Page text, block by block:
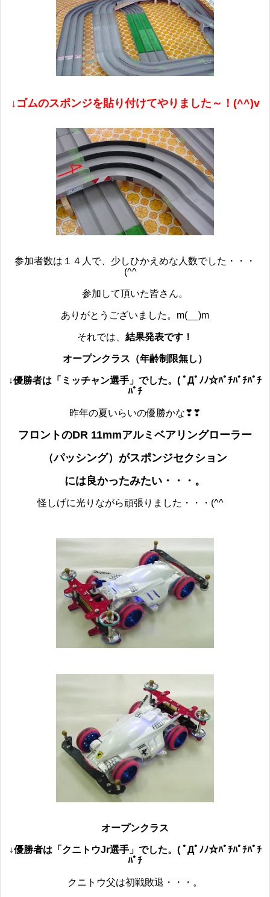
↓ゴムのスポンジを貼り付けてやりました～！(^^)v
参加者数は１４人で、少しひかえめな人数でした・・・
(^^ゞ
参加して頂いた皆さん。
ありがとうございました。m(__)m
それでは、 結果発表です！
オープンクラス（年齢制限無し）
↓優勝者は「ミッチャン選手」でした。( ﾟДﾟﾉﾉ☆ﾊﾟﾁﾊﾟﾁﾊﾟﾁ
ﾊﾟﾁ
昨年の夏いらいの優勝かな❣❣
フロントのDR 11mmアルミベアリングローラー
（パッシング） がスポンジセクション
には良かったみたい・・・。
怪しげに光りながら頑張りました・・・(^^ゞ
オープンクラス
↓優勝者は「クニトウJr選手」でした。( ﾟДﾟﾉﾉ☆ﾊﾟﾁﾊﾟﾁﾊﾟﾁ
ﾊﾟﾁ
クニトウ父は初戦敗退・・・。